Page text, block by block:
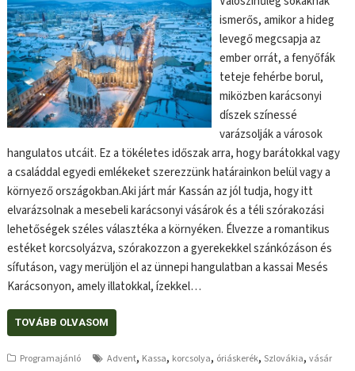
ismerős, amikor a hideg
levegő megcsapja az
ember orrát, a fenyőfák
teteje fehérbe borul,
miközben karácsonyi
díszek színessé
varázsolják a városok
hangulatos utcáit. Ez a tökéletes időszak arra, hogy barátokkal vagy
a családdal egyedi emlékeket szerezzünk határainkon belül vagy a
környező országokban.Aki járt már Kassán az jól tudja, hogy itt
elvarázsolnak a mesebeli karácsonyi vásárok és a téli szórakozási
lehetőségek széles választéka a környéken. Élvezze a romantikus
estéket korcsolyázva, szórakozzon a gyerekekkel szánkózáson és
sífutáson, vagy merüljön el az ünnepi hangulatban a kassai Mesés
Karácsonyon, amely illatokkal, ízekkel…
TOVÁBB OLVASOM
Programajánló Advent, Kassa, korcsolya, óriáskerék, Szlovákia,vásár